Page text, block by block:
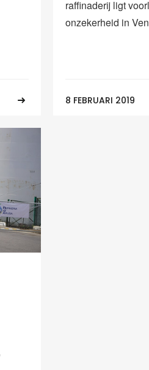
raffinaderij ligt
onzekerheid in
8 FEBRUARI 2019